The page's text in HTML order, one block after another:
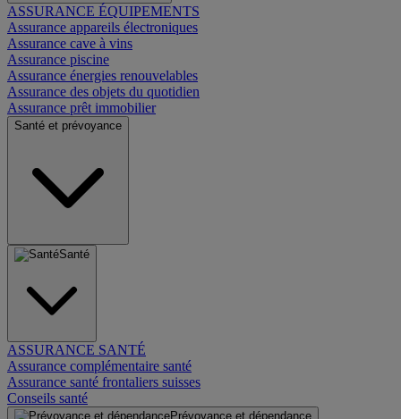
ASSURANCE ÉQUIPEMENTS
Assurance appareils électroniques
Assurance cave à vins
Assurance piscine
Assurance énergies renouvelables
Assurance des objets du quotidien
Assurance prêt immobilier
Santé et prévoyance
Santé
ASSURANCE SANTÉ
Assurance complémentaire santé
Assurance santé frontaliers suisses
Conseils santé
Prévoyance et dépendance